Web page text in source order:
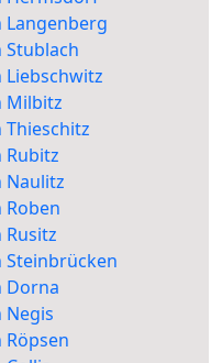
Langenberg
Milbitz
Rubitz
Naulitz
Steinbrücken
Dorna
Negis